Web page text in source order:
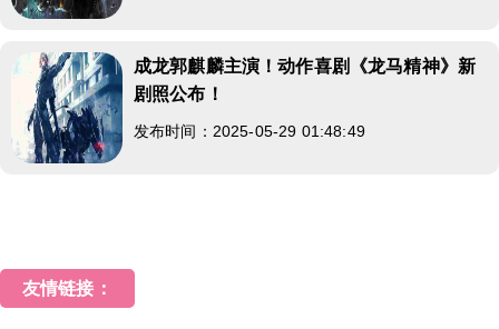
成龙郭麒麟主演！动作喜剧《龙马精神》新
剧照公布！
发布时间：2025-05-29 01:48:49
友情链接：